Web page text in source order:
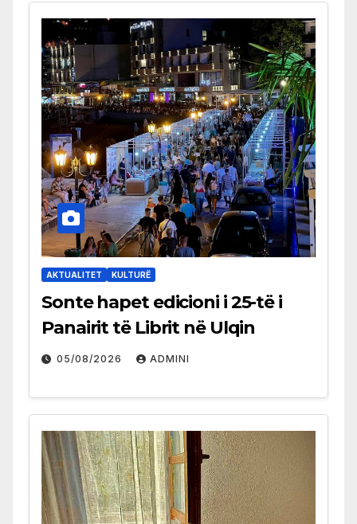
AKTUALITET KULTURË
Sonte hapet edicioni i 25-të i
Panairit të Librit në Ulqin
05/08/2026 ADMINI